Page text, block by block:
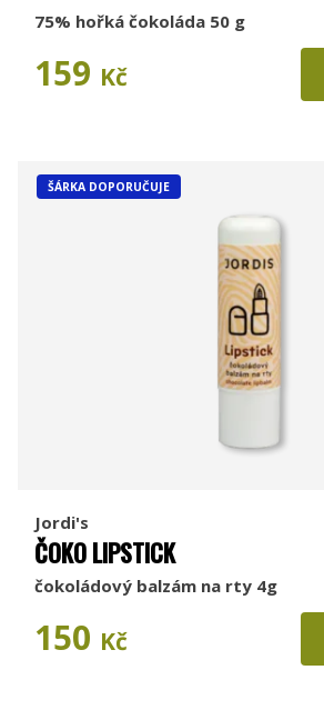
75% hořká čokoláda 50 g
159 Kč
ŠÁRKA DOPORUČUJE
Jordi's
ČOKO LIPSTICK
čokoládový balzám na rty 4g
150 Kč